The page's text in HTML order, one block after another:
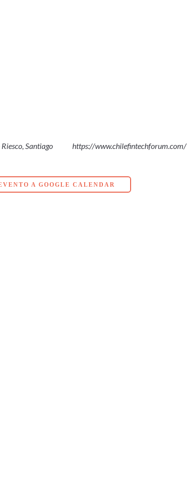
Santiago https://www.chilefintechforum.com/
A GOOGLE CALENDAR